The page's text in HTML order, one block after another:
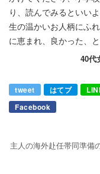
り、読んでみるといい
生の温かいお人柄にふ
に恵まれ、良かった、
40代
tweet はてブ
Facebook
主人の海外赴任帯同準備